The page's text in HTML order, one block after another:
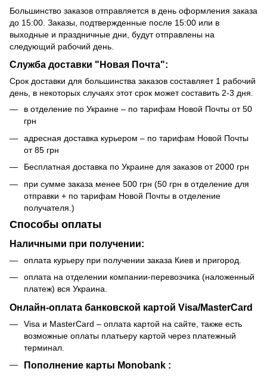
Большинство заказов отправляется в день оформления заказа
до 15:00. Заказы, подтвержденные после 15:00 или в
выходные и праздничные дни, будут отправлены на
следующий рабочий день.
Служба доставки "Новая Почта":
Срок доставки для большинства заказов составляет 1 рабочий
день, в некоторых случаях этот срок может составить 2-3 дня.
в отделение по Украине – по тарифам Новой Почты от 50
грн
адресная доставка курьером – по тарифам Новой Почты
от 85 грн
Бесплатная доставка по Украине для заказов от 2000 грн
при сумме заказа менее 500 грн (50 грн в отделение для
отправки + по тарифам Новой Почты в отделение
получателя.)
Способы оплаты
Наличными при получении:
оплата курьеру при получении заказа Киев и пригород.
оплата на отделении компании-перевозчика (наложенный
платеж) вся Украина.
Онлайн-оплата банковской картой Visa/MasterCard
Visa и MasterCard – оплата картой на сайте, также есть
возможные оплаты платьеру картой через платежный
терминал.
Пополнение карты Monobank :